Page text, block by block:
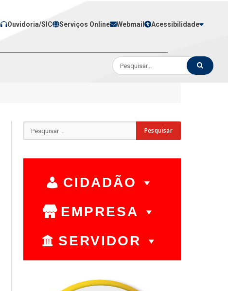
Ouvidoria/SIC Serviços Online Webmail Acessibilidade
CIDADÃO
EMPRESA
SERVIDOR